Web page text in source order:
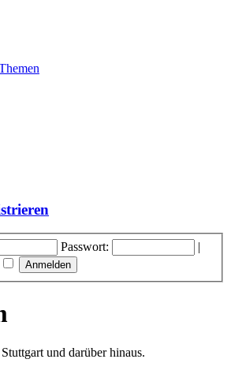
Passwort:
|
und darüber hinaus.